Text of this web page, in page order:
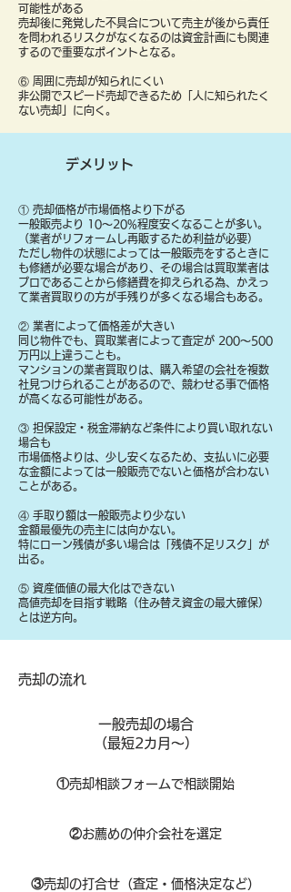
可能性がある
売却後に発覚した不具合について売主が後から責任
を問われるリスクがなくなるのは資金計画にも関連
するので重要なポイントとなる。
⑥ 周囲に売却が知られにくい
非公開でスピード売却できるため「人に知られたく
ない売却」に向く。
デメリット
① 売却価格が市場価格より下がる
一般販売より 10〜20%程度安くなることが多い。
（業者がリフォームし再販するため利益が必要）
ただし物件の状態によっては一般販売をするときに
も修繕が必要な場合があり、その場合は買取業者は
プロであることから修繕費を抑えられる為、かえっ
て業者買取りの方が手残りが多くなる場合もある。
② 業者によって価格差が大きい
同じ物件でも、買取業者によって査定が 200〜500
万円以上違うことも。
マンションの業者買取りは、購入希望の会社を複数
社見つけられることがあるので、競わせる事で価格
が高くなる可能性がある。
③ 担保設定・税金滞納など条件により買い取れない
場合も
​市場価格よりは、少し安くなるため、支払いに必要
な金額によっては一般販売でないと価格が合わない
ことがある。
④ 手取り額は一般販売より少ない
金額最優先の売主には向かない。
特にローン残債が多い場合は「残債不足リスク」が
出る。
⑤ 資産価値の最大化はできない
高値売却を目指す戦略（住み替え資金の最大確保）
とは逆方向。
​売却の流れ
一般売却の場合
​（最短2カ月～）
①​売却相談フォームで相談開始
②お薦めの仲介会社を選定
③売却の打合せ（査定・価格決定など）